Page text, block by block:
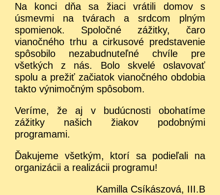
Na konci dňa sa žiaci vrátili domov s
úsmevmi na tvárach a srdcom plným
spomienok. Spoločné zážitky, čaro
vianočného trhu a cirkusové predstavenie
spôsobilo nezabudnuteľné chvíle pre
všetkých z nás. Bolo skvelé oslavovať
spolu a prežiť začiatok vianočného obdobia
takto výnimočným spôsobom.
Veríme, že aj v budúcnosti obohatíme
zážitky našich žiakov podobnými
programami.
Ďakujeme všetkým, ktorí sa podieľali na
organizácii a realizácii programu!
Kamilla Csíkászová, III.B